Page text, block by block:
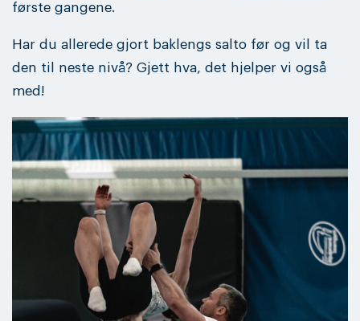
første gangene.
Har du allerede gjort baklengs salto før og vil ta
den til neste nivå? Gjett hva, det hjelper vi også
med!